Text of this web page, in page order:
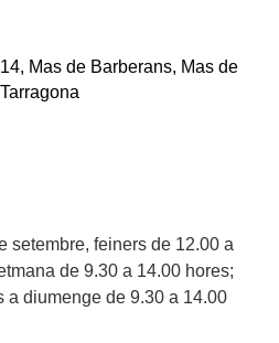
Mas de Barberans, Mas de
setembre, feiners de 12.00 a
de 9.30 a 14.00 hores;
a diumenge de 9.30 a 14.00